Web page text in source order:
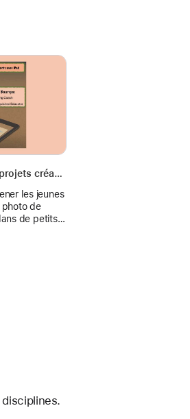
La photographie créative et projets créatifs pour jeunes apprenants avec iPad
les jeunes
photo de
de petits
rendre les